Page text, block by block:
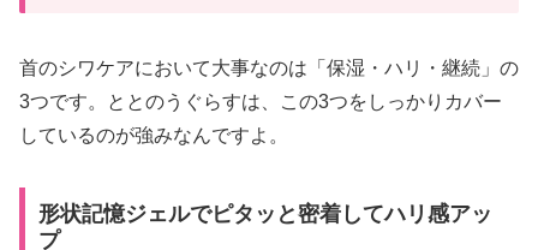
首のシワケアにおいて大事なのは「保湿・ハリ・継続」の
3つです。ととのうぐらすは、この3つをしっかりカバー
しているのが強みなんですよ。
形状記憶ジェルでピタッと密着してハリ感アッ
プ